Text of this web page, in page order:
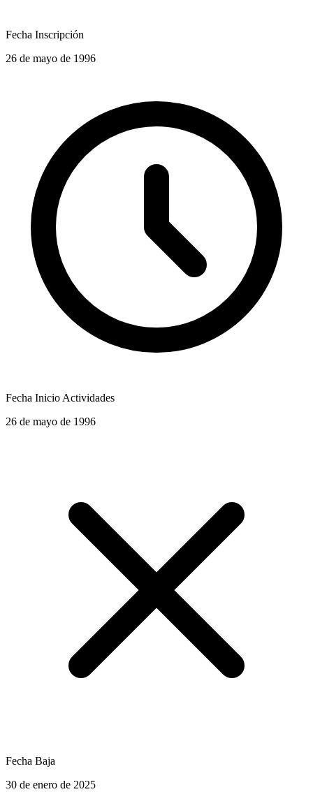
Fecha Inscripción
26 de mayo de 1996
Fecha Inicio Actividades
26 de mayo de 1996
Fecha Baja
30 de enero de 2025